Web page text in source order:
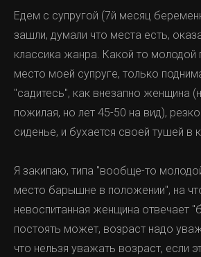
Едем с супругой (7й месяц
зашли, думали что места есть,
классика жанра. Какой то молодой
место моей супруге, только
"садитесь", как внезапно женщина
пожилая, но лет 45-50 на вид),
сиденье, и бухается своей тушей в
Я закипаю, типа "вообще-то
место барышне в положении", на
невоспитанная женщина отвечает
постоять может, возраст надо
что нельзя уважать возраст, если